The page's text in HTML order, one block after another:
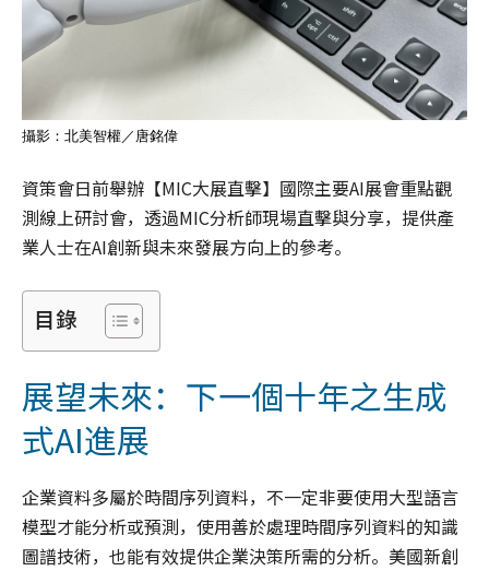
攝影：北美智權／唐銘偉
資策會日前舉辦【MIC大展直擊】國際主要AI展會重點觀
測線上研討會，透過MIC分析師現場直擊與分享，提供產
業人士在AI創新與未來發展方向上的參考。
目錄
展望未來：下一個十年之生成
式AI進展
企業資料多屬於時間序列資料，不一定非要使用大型語言
模型才能分析或預測，使用善於處理時間序列資料的知識
圖譜技術，也能有效提供企業決策所需的分析。美國新創